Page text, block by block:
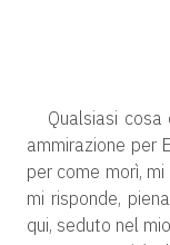
Qualsiasi
ammirazione per
per come morì,
mi risponde,
qui, seduto nel